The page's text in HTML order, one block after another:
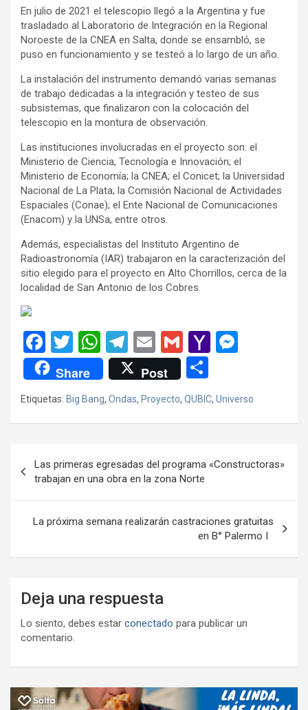
En julio de 2021 el telescopio llegó a la Argentina y fue
trasladado al Laboratorio de Integración en la Regional
Noroeste de la CNEA en Salta, donde se ensambló, se
puso en funcionamiento y se testeó a lo largo de un año.
La instalación del instrumento demandó varias semanas
de trabajo dedicadas a la integración y testeo de sus
subsistemas, que finalizaron con la colocación del
telescopio en la montura de observación.
Las instituciones involucradas en el proyecto son: el
Ministerio de Ciencia, Tecnología e Innovación; el
Ministerio de Economía; la CNEA; el Conicet; la Universidad
Nacional de La Plata; la Comisión Nacional de Actividades
Espaciales (Conae); el Ente Nacional de Comunicaciones
(Enacom) y la UNSa, entre otros.
Además, especialistas del Instituto Argentino de
Radioastronomía (IAR) trabajaron en la caracterización del
sitio elegido para el proyecto en Alto Chorrillos, cerca de la
localidad de San Antonio de los Cobres.
F
a
ce
b
o
k
T
wi
tt
er
W
h
at
s
A
p
T
el
e
gr
a
E
m
ail
G
m
ail
Y
o
o
ail
n
g
Share Post
o
m
ar
Etiquetas: Big Bang, Ondas, Proyecto, QUBIC, Universo
de
entradas
Las primeras egresadas del programa «Constructoras»
trabajan en una obra en la zona Norte
La próxima semana realizarán castraciones gratuitas
en B° Palermo I
Deja una respuesta
Lo siento, debes estar conectado para publicar un
comentario.